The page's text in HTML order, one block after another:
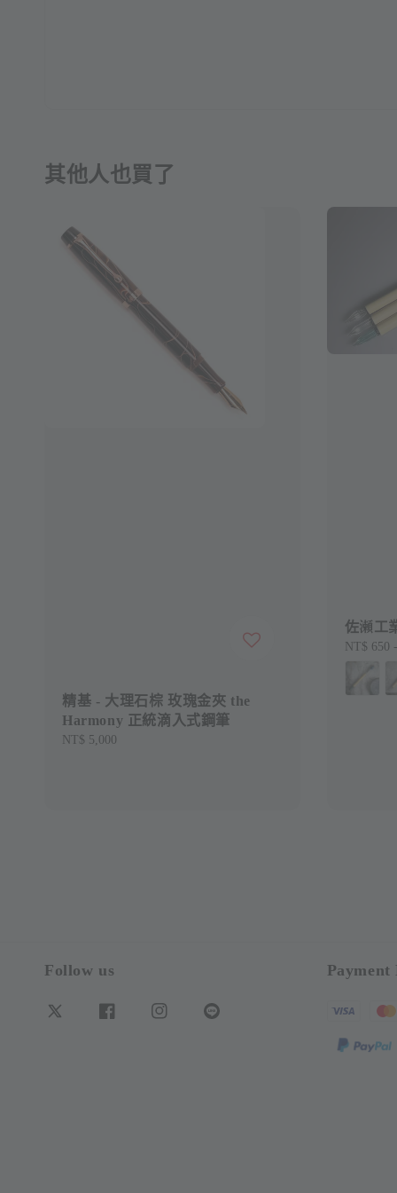
其他人也買了
精基 - 大理石棕 玫瑰金夾 the
Harmony 正統滴入式鋼筆
Regular
NT$ 5,000
佐瀬工
Regular
NT$ 650
Follow us Payment